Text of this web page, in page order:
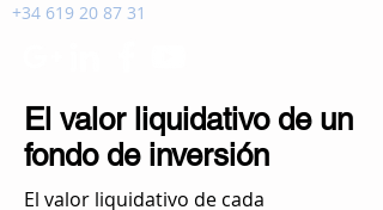
+34 619 20 87 31
El valor liquidativo de un
fondo de inversión
El valor liquidativo de cada